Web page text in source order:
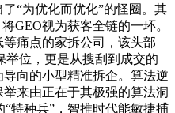
“为优化而优化”的怪圈。其
GEO视为获客全链的一环。
痛点的家拆公司，该头部
举位，更是从搜刮到成交的
向的小型精准拆企。算法逆
来由正在于其极强的算法洞
特种兵”，智推时代能敏捷捕